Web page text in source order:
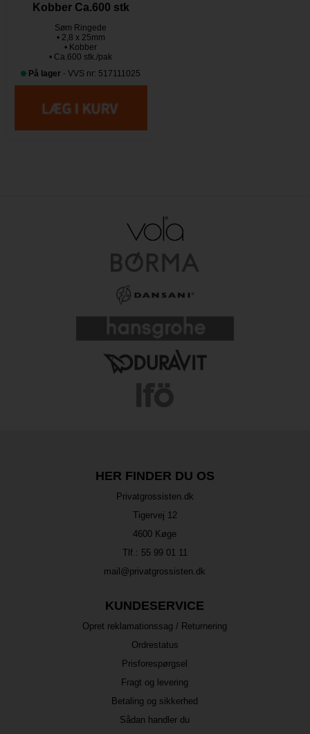
Kobber Ca.600 stk
Søm Ringede
• 2,8 x 25mm
• Kobber
• Ca.600 stk./pak
På lager - VVS nr: 517111025
HER FINDER DU OS
Privatgrossisten.dk
Tigervej 12
4600 Køge
Tlf.: 55 99 01 11
mail@privatgrossisten.dk
KUNDESERVICE
Opret reklamationssag / Returnering
Ordrestatus
Prisforespørgsel
Fragt og levering
Betaling og sikkerhed
Sådan handler du